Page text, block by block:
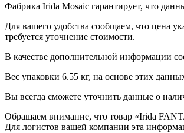
Фабрика Irida Mosaic гарантирует, что
Для вашего удобства сообщаем, что цена
требуется уточнение стоимости.
В качестве дополнительной информации
Вес упаковки 6.55 кг, на основе этих
Вы всегда сможете уточнить данные о
Обращаем внимание, что товар «Irida
Для логистов вашей компании эта